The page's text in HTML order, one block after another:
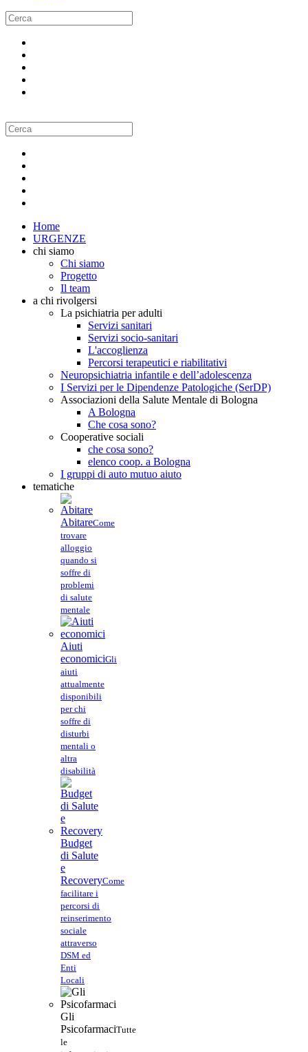
Home
URGENZE
chi siamo
Chi siamo
Progetto
Il team
a chi rivolgersi
La psichiatria per adulti
Servizi sanitari
Servizi socio-sanitari
L'accoglienza
Percorsi terapeutici e riabilitativi
Neuropsichiatria infantile e dell’adolescenza
I Servizi per le Dipendenze Patologiche (SerDP)
Associazioni della Salute Mentale di Bologna
A Bologna
Che cosa sono?
Cooperative sociali
che cosa sono?
elenco coop. a Bologna
I gruppi di auto mutuo aiuto
tematiche
AbitareCome
trovare
alloggio
quando si
soffre di
problemi
di salute
mentale
Aiuti
economiciGli
aiuti
attualmente
disponibili
per chi
soffre di
disturbi
mentali o
altra
disabilità
Budget
di Salute
e
RecoveryCome
facilitare i
percorsi di
reinserimento
sociale
attraverso
DSM ed
Enti
Locali
Gli
PsicofarmaciTutte
le